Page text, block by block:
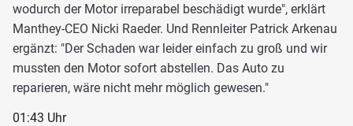
wodurch der Motor irreparabel beschädigt wurde", erklärt
Manthey-CEO Nicki Raeder. Und Rennleiter Patrick Arkenau
ergänzt: "Der Schaden war leider einfach zu groß und wir
mussten den Motor sofort abstellen. Das Auto zu
reparieren, wäre nicht mehr möglich gewesen."
01:43 Uhr